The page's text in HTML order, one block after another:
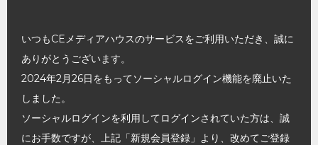
いつもCEメディアハウスのサービスをご利用いただき、誠に
ありがとうございます。
2024年2月26日をもってソーシャルログイン機能を廃止いた
しました。
ソーシャルログインを利用してログインされていた方は、誠
にお手数ですが、上記「新規会員登録」より、改めてご登録